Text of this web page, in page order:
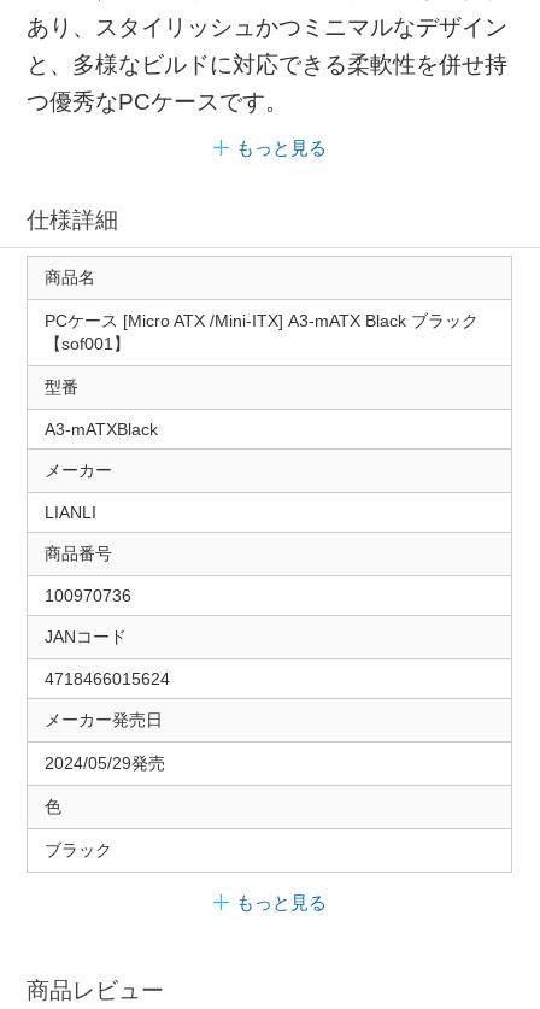
あり、スタイリッシュかつミニマルなデザイン
と、多様なビルドに対応できる柔軟性を併せ持
つ優秀なPCケースです。
もっと見る
仕様詳細
商品名
PCケース [Micro ATX /Mini-ITX] A3-mATX Black ブラック
【sof001】
型番
A3-mATXBlack
メーカー
LIANLI
商品番号
100970736
JANコード
4718466015624
メーカー発売日
2024/05/29発売
色
ブラック
もっと見る
商品レビュー